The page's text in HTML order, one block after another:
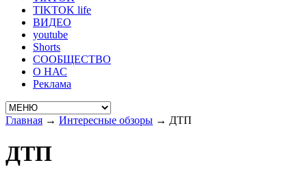
TIKTOK life
ВИДЕО
youtube
Shorts
СООБЩЕСТВО
О НАС
Реклама
Главная → Интересные обзоры → ДТП
ДТП